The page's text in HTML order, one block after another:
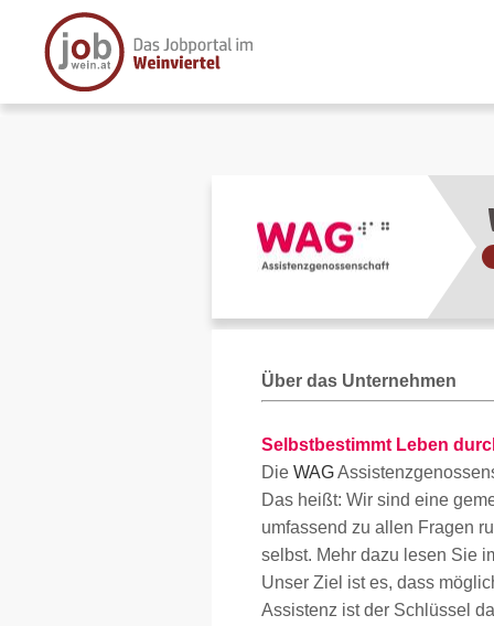
Über das Unternehmen
Selbstbestimmt Leben
Die WAG
Das heißt: Wir sind eine
umfassend zu allen Fragen
selbst. Mehr dazu lesen Sie
Unser Ziel ist es, dass
Assistenz ist der Schlüssel